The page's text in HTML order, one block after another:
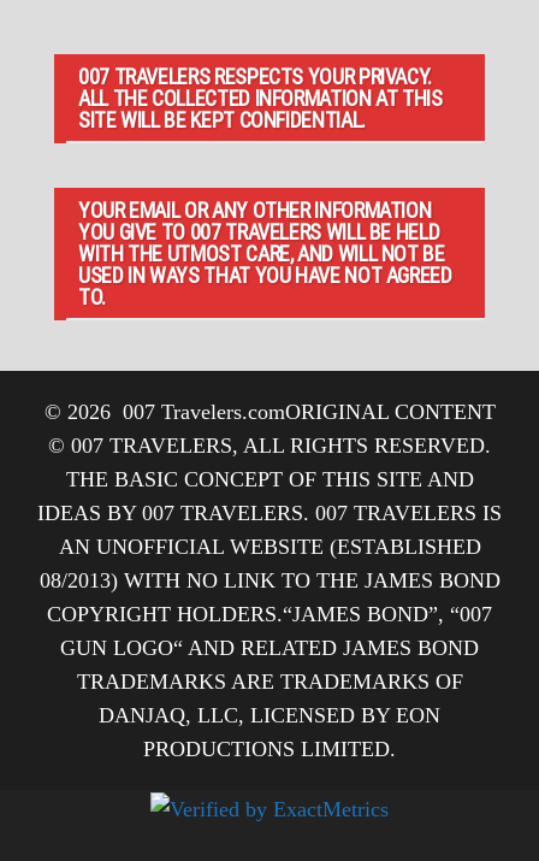
007 TRAVELERS RESPECTS YOUR PRIVACY.
ALL THE COLLECTED INFORMATION AT THIS
SITE WILL BE KEPT CONFIDENTIAL.
YOUR EMAIL OR ANY OTHER INFORMATION
YOU GIVE TO 007 TRAVELERS WILL BE HELD
WITH THE UTMOST CARE, AND WILL NOT BE
USED IN WAYS THAT YOU HAVE NOT AGREED
TO.
© 2026 007 Travelers.comORIGINAL CONTENT
© 007 TRAVELERS, ALL RIGHTS RESERVED.
THE BASIC CONCEPT OF THIS SITE AND
IDEAS BY 007 TRAVELERS. 007 TRAVELERS IS
AN UNOFFICIAL WEBSITE (ESTABLISHED
08/2013) WITH NO LINK TO THE JAMES BOND
COPYRIGHT HOLDERS.“JAMES BOND”, “007
GUN LOGO“ AND RELATED JAMES BOND
TRADEMARKS ARE TRADEMARKS OF
DANJAQ, LLC, LICENSED BY EON
PRODUCTIONS LIMITED.